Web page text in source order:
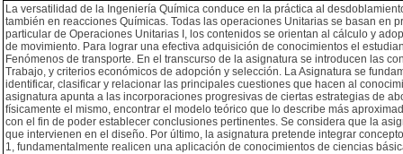
La versatilidad de la Ingeniería Química conduce en la práctica al
también en reacciones Químicas. Todas las operaciones Unitarias se basan
particular de Operaciones Unitarias I, los contenidos se orientan al cálculo y
de movimiento. Para lograr una efectiva adquisición de conocimientos el
Fenómenos de transporte. En el transcurso de la asignatura se introducen las
Trabajo, y criterios económicos de adopción y selección. La Asignatura se
identificar, clasificar y relacionar las principales cuestiones que hacen al
asignatura apunta a las incorporaciones progresivas de ciertas estrategias de
físicamente el mismo, encontrar el modelo teórico que lo describe más
con el fin de poder establecer conclusiones pertinentes. Se considera que la
que intervienen en el diseño. Por último, la asignatura pretende integrar
1, fundamentalmente realicen una aplicación de conocimientos de ciencias